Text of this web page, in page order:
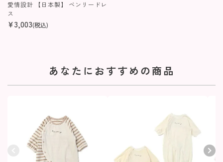
愛情設計 【日本製】 ベンリードレ
ス
¥3,003(税込)
あなたにおすすめの商品